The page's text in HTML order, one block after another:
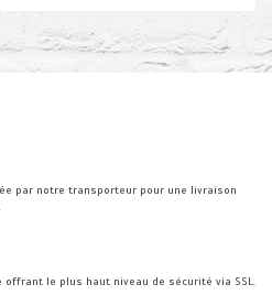
par notre transporteur pour une livraison
offrant le plus haut niveau de sécurité via SSL.